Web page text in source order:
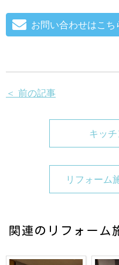
お問い合わせはこち
＜ 前の記事
キッ
リフォーム
関連のリフォーム